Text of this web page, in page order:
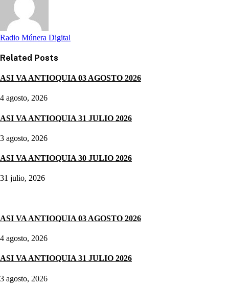
Radio Múnera Digital
Related Posts
ASI VA ANTIOQUIA 03 AGOSTO 2026
4 agosto, 2026
ASI VA ANTIOQUIA 31 JULIO 2026
3 agosto, 2026
ASI VA ANTIOQUIA 30 JULIO 2026
31 julio, 2026
ASI VA ANTIOQUIA 03 AGOSTO 2026
4 agosto, 2026
ASI VA ANTIOQUIA 31 JULIO 2026
3 agosto, 2026